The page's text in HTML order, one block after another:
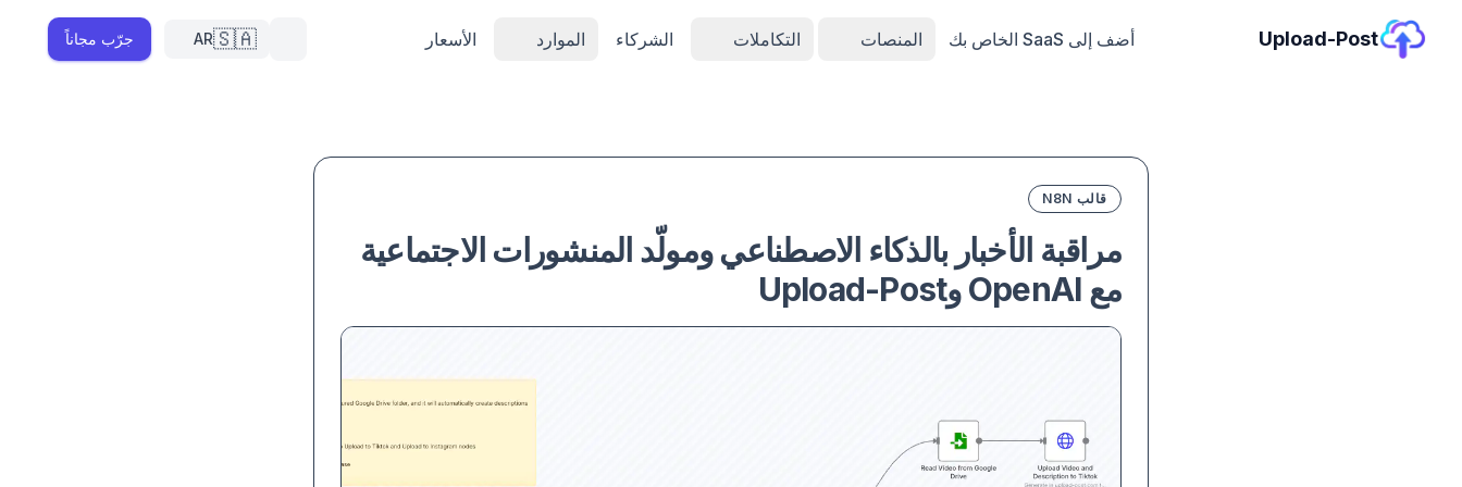
Upload-Post أضف إلى SaaS الخاص بك المنصات التكاملات الشركاء الموارد الأسعار 🇸🇦
AR جرّب مجاناً
قالب N8N
مراقبة الأخبار بالذكاء الاصطناعي ومولّد المنشورات الاجتماعية
مع OpenAI وUpload-Post